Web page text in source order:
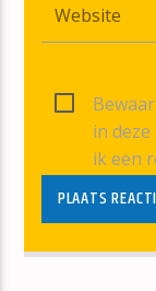
in
ik een